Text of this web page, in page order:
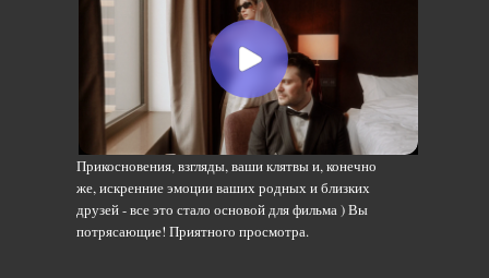
Прикосновения, взгляды, ваши клятвы и, конечно
же, искренние эмоции ваших родных и близких
друзей - все это стало основой для фильма ) Вы
потрясающие! Приятного просмотра.